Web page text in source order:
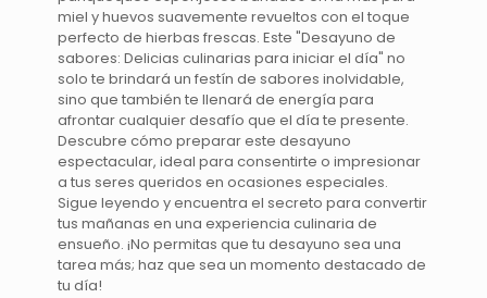
miel y huevos suavemente revueltos con el toque
perfecto de hierbas frescas. Este "Desayuno de
sabores: Delicias culinarias para iniciar el día" no
solo te brindará un festín de sabores inolvidable,
sino que también te llenará de energía para
afrontar cualquier desafío que el día te presente.
Descubre cómo preparar este desayuno
espectacular, ideal para consentirte o impresionar
a tus seres queridos en ocasiones especiales.
Sigue leyendo y encuentra el secreto para convertir
tus mañanas en una experiencia culinaria de
ensueño. ¡No permitas que tu desayuno sea una
tarea más; haz que sea un momento destacado de
tu día!